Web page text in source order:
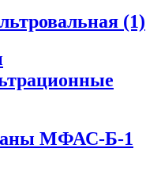
(1)
МФАС-Б-1